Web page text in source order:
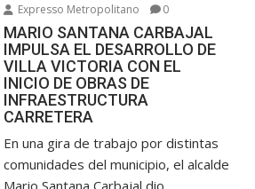
Expresso Metropolitano
0
MARIO SANTANA CARBAJAL
IMPULSA EL DESARROLLO DE
VILLA VICTORIA CON EL
INICIO DE OBRAS DE
INFRAESTRUCTURA
CARRETERA
En una gira de trabajo por distintas
comunidades del municipio, el alcalde
Mario Santana Carbajal dio...